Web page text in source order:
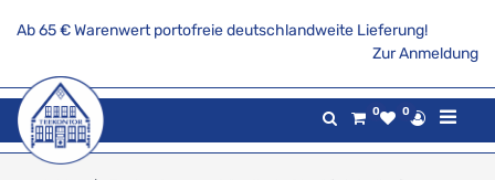
Ab 65 € Warenwert portofreie deutschlandweite Lieferung!
Zur Anmeldung
0 0